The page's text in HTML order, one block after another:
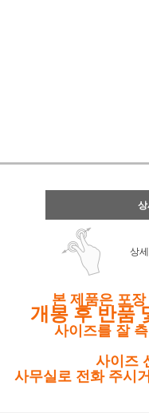
상
본 제품은 포
개봉 후 반품
사이즈를 잘
사이즈
사무실로 전화 주시